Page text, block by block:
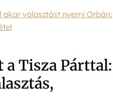
akar választást nyerni Orbán:
a Tisza Párttal: